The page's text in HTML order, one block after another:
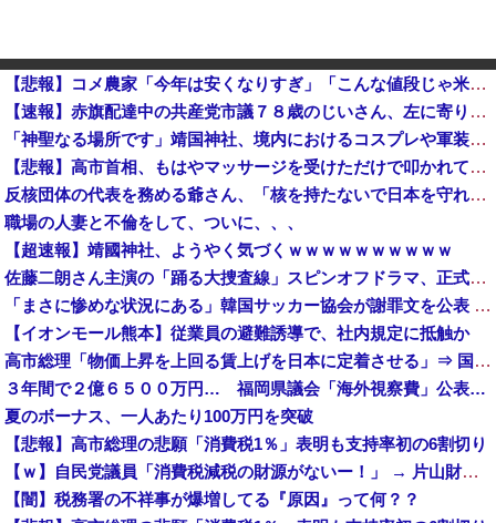
【悲報】コメ農家「今年は安くなりすぎ」「こんな値段じゃ米作りをやめる人も多くなるんじゃないかな?」
【速報】赤旗配達中の共産党市議７８歳のじいさん、左に寄りすぎたか車で民家当て逃げ他
「神聖なる場所です」靖国神社、境内におけるコスプレや軍装の禁止を発表！
【悲報】高市首相、もはやマッサージを受けただけで叩かれてしまう
反核団体の代表を務める爺さん、「核を持たないで日本を守れますか」と中学生に詰問された結果……
職場の人妻と不倫をして、ついに、、、
【超速報】靖國神社、ようやく気づくｗｗｗｗｗｗｗｗｗｗ
佐藤二朗さん主演の「踊る大捜査線」スピンオフドラマ、正式に中止との報道
「まさに惨めな状況にある」韓国サッカー協会が謝罪文を公表 [8/8]
【イオンモール熊本】従業員の避難誘導で、社内規定に抵触か
高市総理「物価上昇を上回る賃上げを日本に定着させる」⇒ 国家公務員月給3.51％増へ
３年間で２億６５００万円… 福岡県議会「海外視察費」公表…
夏のボーナス、一人あたり100万円を突破
【悲報】高市総理の悲願「消費税1％」表明も支持率初の6割切り
【ｗ】自民党議員「消費税減税の財源がないー！」 → 片山財務相、財源の心配は１ミリもいらない！と主張 ｗｗｗｗｗｗｗｗｗｗｗｗｗｗ
【闇】税務署の不祥事が爆増してる『原因』って何？？